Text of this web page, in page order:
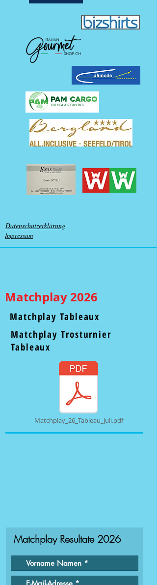
Datenschutzerklärung
Impressum
Matchplay 2026
Matchplay Tableaux
Matchplay Trosturnier
Tableaux
Matchplay_26_Tableau_Juli.pdf
Matchplay Resultate 2026